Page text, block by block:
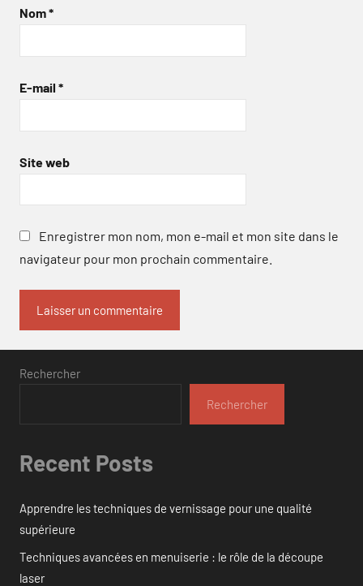
Nom*
E-mail *
Site web
Enregistrer mon nom, mon e-mail et mon site dans le
navigateur pour mon prochain commentaire.
Rechercher
Rechercher
Recent Posts
Apprendre les techniques de vernissage pour une qualité
supérieure
Techniques avancées en menuiserie : le rôle de la découpe
laser